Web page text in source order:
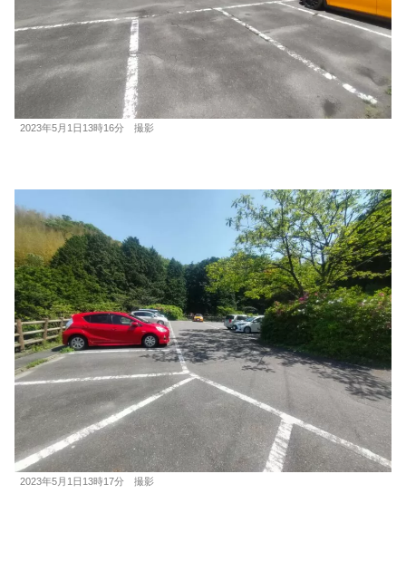
2023年5月1日13時16分 撮影
2023年5月1日13時17分 撮影